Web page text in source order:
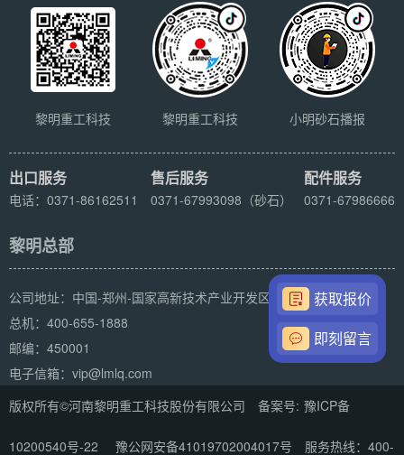
黎明重工科技 黎明重工科技 小明砂石播报
出口服务
电话：0371-86162511
售后服务
0371-67993098（砂石）
配件服务
0371-67986666
黎明总部
公司地址：中国-郑州-国家高新技术产业开发区科学大道169号
总机：400-655-1888
邮编：450001
电子信箱：vip@lmlq.com
版权所有©河南黎明重工科技股份有限公司 备案号: 豫ICP备
10200540号-22 豫公网安备41019702004017号 服务热线：400-
获取报价
即刻留言